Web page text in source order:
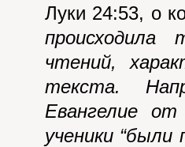
Луки 24:53, о
происходила
чтений,
текста.
Евангелие
ученики “были